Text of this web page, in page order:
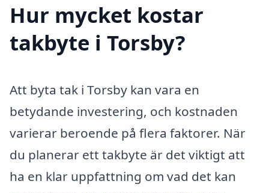
Hur mycket kostar
takbyte i Torsby?
Att byta tak i Torsby kan vara en
betydande investering, och kostnaden
varierar beroende på flera faktorer. När
du planerar ett takbyte är det viktigt att
ha en klar uppfattning om vad det kan